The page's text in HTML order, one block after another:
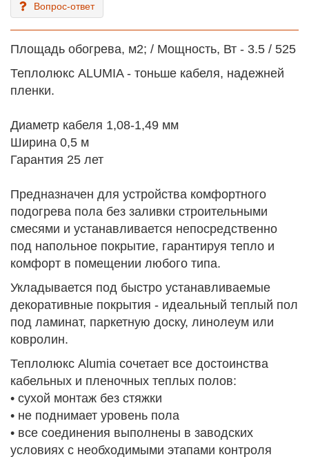
Вопрос-ответ
Площадь обогрева, м2; / Мощность, Вт - 3.5 / 525
Теплолюкс ALUMIA - тоньше кабеля, надежней
пленки.
Диаметр кабеля 1,08-1,49 мм
Ширина 0,5 м
Гарантия 25 лет
Предназначен для устройства комфортного
подогрева пола без заливки строительными
смесями и устанавливается непосредственно
под напольное покрытие, гарантируя тепло и
комфорт в помещении любого типа.
Укладывается под быстро устанавливаемые
декоративные покрытия - идеальный теплый пол
под ламинат, паркетную доску, линолеум или
ковролин.
Теплолюкс Alumia сочетает все достоинства
кабельных и пленочных теплых полов:
• сухой монтаж без стяжки
• не поднимает уровень пола
• все соединения выполнены в заводских
условиях с необходимыми этапами контроля